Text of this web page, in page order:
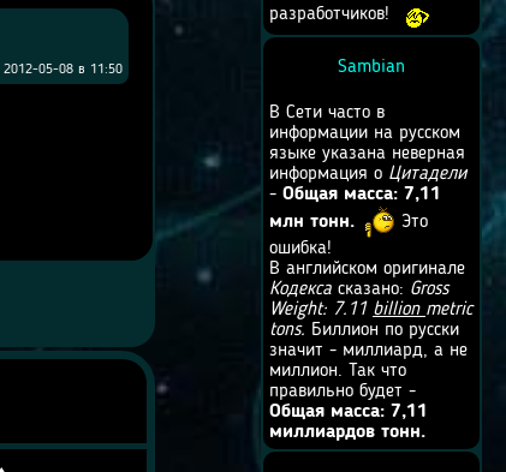
2012-05-08 в 11:50
разработчиков!
Sambian
В Сети часто в
информации на русском
языке указана неверная
информация о Цитадели
- Общая масса: 7,11
млн тонн.
Это
ошибка!
В английском оригинале
Кодекса сказано: Gross
Weight: 7.11 billion metric
tons. Биллион по русски
значит - миллиард, а не
миллион. Так что
правильно будет -
Общая масса: 7,11
миллиардов тонн.